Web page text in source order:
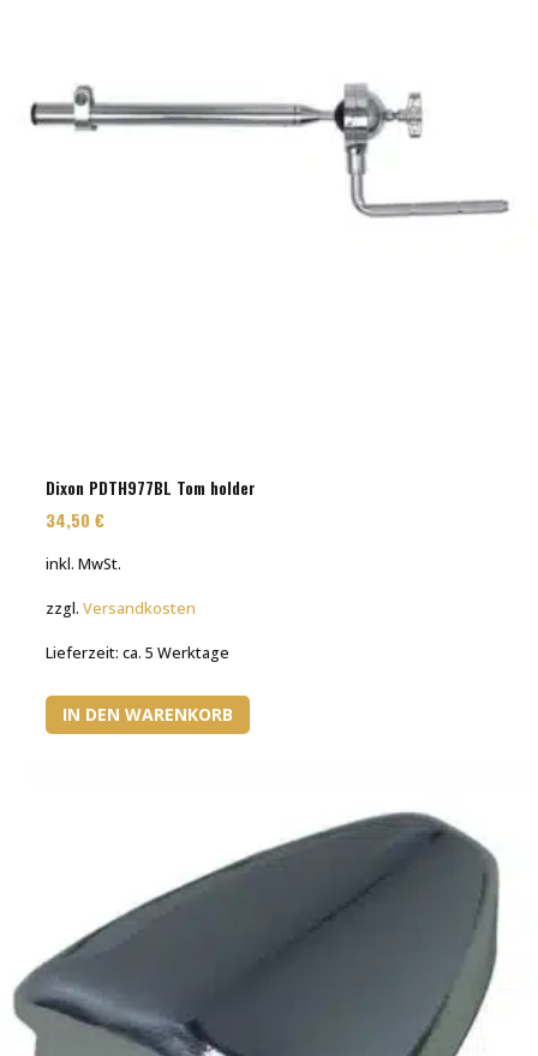
Dixon PDTH977BL Tom holder
34,50€
inkl. MwSt.
zzgl.Versandkosten
Lieferzeit:ca. 5 Werktage
IN DEN WARENKORB